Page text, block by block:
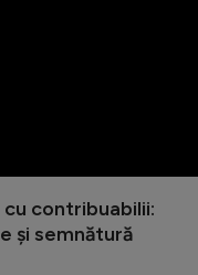
contribuabilii:
și semnătură